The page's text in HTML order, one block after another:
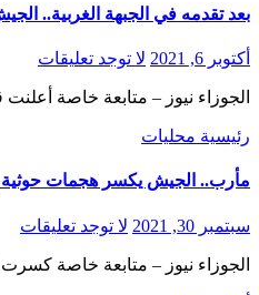
بعد تقدمه في الجبهة الغربية..
أكتوبر 6, 2021 لا توجد تعليقات
الجوزاء نيوز – متابعة خاصة
رئيسية محليات
مأرب.. الجيش يكسر هجمات حوثية
سبتمبر 30, 2021 لا توجد تعليقات
الجوزاء نيوز – متابعة خاصة